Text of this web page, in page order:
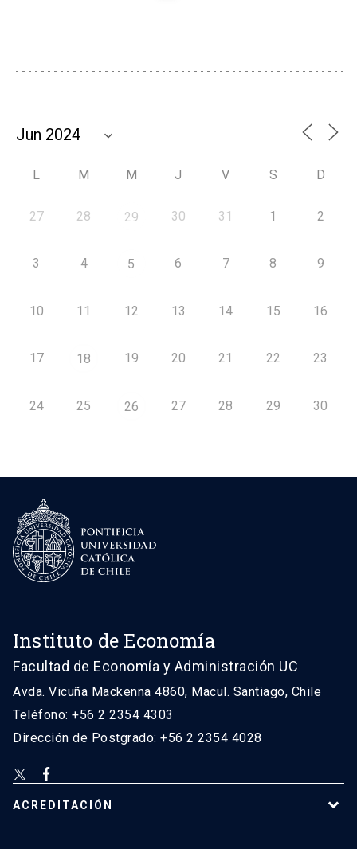
L M M J V S D
27 28 29 30 31 1 2
3 4 5 6 7 8 9
10 11 12 13 14 15 16
17 18 19 20 21 22 23
24 25 26 27 28 29 30
Instituto de Economía
Facultad de Economía y Administración UC
Avda. Vicuña Mackenna 4860, Macul. Santiago, Chile
Teléfono: +56 2 2354 4303
Dirección de Postgrado: +56 2 2354 4028
ACREDITACIÓN